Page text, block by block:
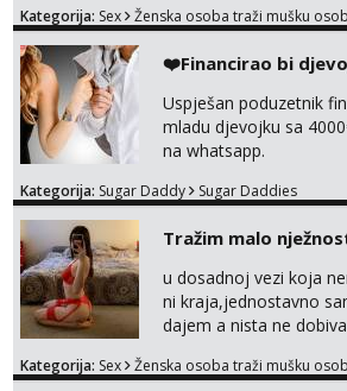
bilo kad i bilo gdje zato
tamo, cekam te!
Kategorija: Sex Ženska osoba traži mušku
❤️Financirao bi
Uspješan poduzetnik
mladu djevojku sa
na whatsapp.
Kategorija: Sugar Daddy Sugar Daddies
Tražim malo
u dosadnoj vezi koja
ni kraja,jednostavno
dajem a nista ne
trazim puno samo
Kategorija: Sex Ženska osoba traži mušku